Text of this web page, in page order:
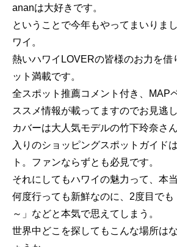
ananは大好きです。
ということで今年もやってまいりま
ワイ。
熱いハワイLOVERの皆様のお力を借
ット満載です。
全スポット推薦コメント付き、MAP
ススメ情報が載ってますのでお見逃
カバーは大人気モデルの竹下玲奈さ
入りのショッピングスポットガイド
ト。ファンならずとも必見です。
それにしてもハワイの魅力って、本
何度行っても新鮮なのに、2度目でも
～」などと本気で思えてしまう。
世界中どこを探してもこんな場所は